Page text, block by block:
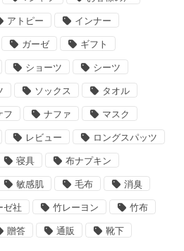
アトピー インナー
ガーゼ ギフト
ショーツ シーツ
ソックス タオル
フ ナファ マスク
レビュー ロングスパッツ
寝具 布ナプキン
敏感肌 毛布 消臭
ゼ社 竹レーヨン 竹布
贈答 通販 靴下